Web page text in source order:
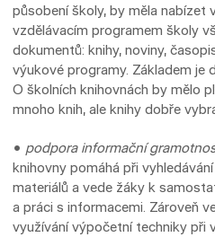
působení školy, by měla nabízet
vzdělávacím programem školy
dokumentů: knihy, noviny,
výukové programy. Základem je
O školních knihovnách by mělo
mnoho knih, ale knihy dobře
• podpora informační
knihovny pomáhá při
materiálů a vede žáky k
a práci s informacemi. Zároveň
využívání výpočetní techniky při